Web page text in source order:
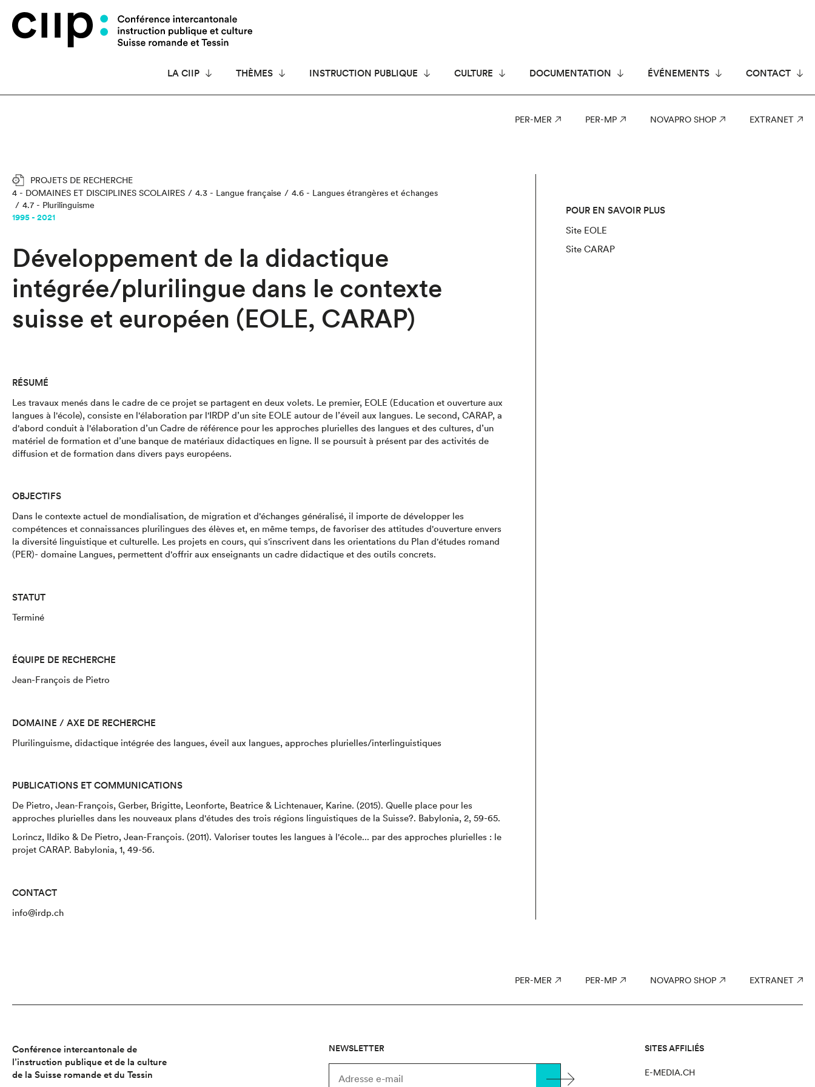
LA CIIP THÈMES INSTRUCTION PUBLIQUE CULTURE DOCUMENTATION ÉVÉNEMENTS CONTACT
PER-MER PER-MP NOVAPRO SHOP EXTRANET
PROJETS DE RECHERCHE
4 - DOMAINES ET DISCIPLINES SCOLAIRES
4.3 - Langue française
4.6 - Langues étrangères et échanges
4.7 - Plurilinguisme
1995 - 2021
Développement de la didactique
intégrée/plurilingue dans le contexte
suisse et européen (EOLE, CARAP)
RÉSUMÉ
Les travaux menés dans le cadre de ce projet se partagent en deux volets. Le premier, EOLE (Education et ouverture aux
langues à l'école), consiste en l'élaboration par l'IRDP d’un site EOLE autour de l’éveil aux langues. Le second, CARAP, a
d'abord conduit à l'élaboration d’un Cadre de référence pour les approches plurielles des langues et des cultures, d’un
matériel de formation et d’une banque de matériaux didactiques en ligne. Il se poursuit à présent par des activités de
diffusion et de formation dans divers pays européens.
OBJECTIFS
Dans le contexte actuel de mondialisation, de migration et d'échanges généralisé, il importe de développer les
compétences et connaissances plurilingues des élèves et, en même temps, de favoriser des attitudes d'ouverture envers
la diversité linguistique et culturelle. Les projets en cours, qui s'inscrivent dans les orientations du Plan d'études romand
(PER)- domaine Langues, permettent d'offrir aux enseignants un cadre didactique et des outils concrets.
STATUT
Terminé
ÉQUIPE DE RECHERCHE
Jean-François de Pietro
DOMAINE / AXE DE RECHERCHE
Plurilinguisme, didactique intégrée des langues, éveil aux langues, approches plurielles/interlinguistiques
PUBLICATIONS ET COMMUNICATIONS
De Pietro, Jean-François, Gerber, Brigitte, Leonforte, Beatrice & Lichtenauer, Karine. (2015). Quelle place pour les
approches plurielles dans les nouveaux plans d'études des trois régions linguistiques de la Suisse?. Babylonia, 2, 59-65.
Lorincz, Ildiko & De Pietro, Jean-François. (2011). Valoriser toutes les langues à l'école... par des approches plurielles : le
projet CARAP. Babylonia, 1, 49-56.
CONTACT
info@irdp.ch
POUR EN SAVOIR PLUS
Site EOLE
Site CARAP
PER-MER PER-MP NOVAPRO SHOP EXTRANET
Conférence intercantonale de
l’instruction publique et de la culture
de la Suisse romande et du Tessin
NEWSLETTER SITES AFFILIÉS
E-MEDIA.CH